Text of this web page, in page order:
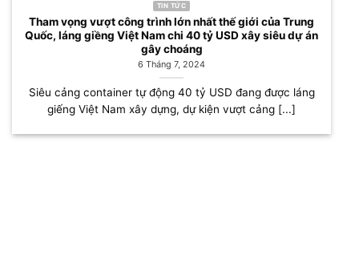
TIN TỨC
Tham vọng vượt công trình lớn nhất thế giới của Trung
Quốc, láng giềng Việt Nam chi 40 tỷ USD xây siêu dự án
gây choáng
6 Tháng 7, 2024
Siêu cảng container tự động 40 tỷ USD đang được láng
giếng Việt Nam xây dựng, dự kiện vượt cảng [...]